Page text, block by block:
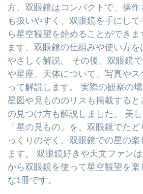
方、双眼鏡はコンパクトで、操
も扱いやすく、双眼鏡を手にし
ら星空観望を始めることができま
ます、双眼鏡の仕組みや使い方を
やさしく解説。 その後、双眼鏡
や星座、天体について、写真やス
って解説します。 実際の観察の場
星図や見もののリスも掲載すると
の見つけ方も解説しました。 美
「星の見もの」を、双眼鏡でた
っくりのぞく、双眼鏡での星の楽
ます。 双眼鏡好きや天文ファン
から双眼鏡を使って星空観望を楽
な1冊です。